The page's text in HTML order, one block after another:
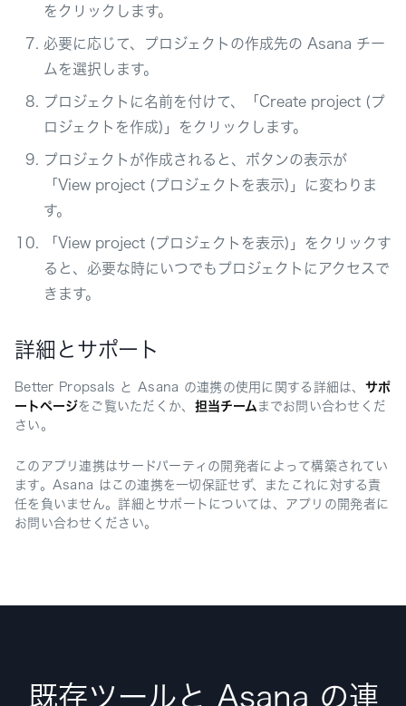
をクリックします。
必要に応じて、プロジェクトの作成先の Asana チー
ムを選択します。
プロジェクトに名前を付けて、「Create project (プ
ロジェクトを作成)」をクリックします。
プロジェクトが作成されると、ボタンの表示が
「View project (プロジェクトを表示)」に変わりま
す。
「View project (プロジェクトを表示)」をクリックす
ると、必要な時にいつでもプロジェクトにアクセスで
きます。
詳細とサポート
Better Propsals と Asana の連携の使用に関する詳細は、 サポ
ートページをご覧いただくか、 担当チーム までお問い合わせくだ
さい。
このアプリ連携はサードパーティの開発者によって構築されてい
ます。Asana はこの連携を一切保証せず、またこれに対する責
任を負いません。詳細とサポートについては、アプリの開発者に
お問い合わせください。
既存ツールと Asana の連